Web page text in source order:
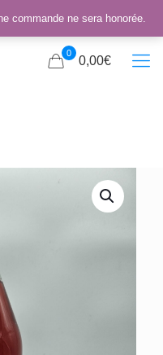
0
0,00€
commande ne sera honorée.